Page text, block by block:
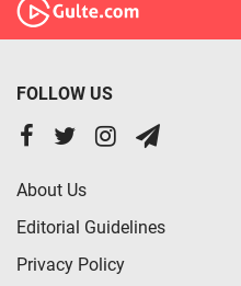
FOLLOW US
About Us
Editorial Guidelines
Privacy Policy